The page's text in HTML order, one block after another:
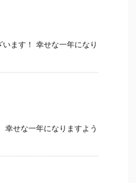
ます！ 幸せな一年になり
幸せな一年になりますよう